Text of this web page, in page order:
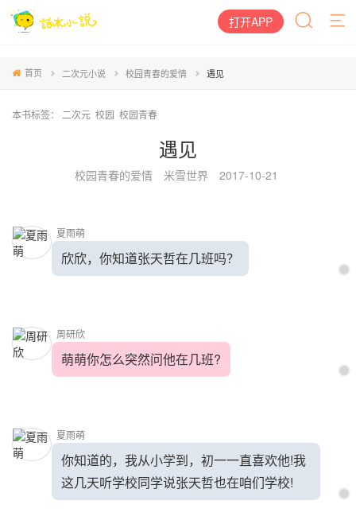
打开APP
首页 二次元小说 校园青春的爱情 遇见
本书标签： 二次元 校园 校园青春
遇见
校园青春的爱情 米雪世界 2017-10-21
夏雨萌
欣欣，你知道张天哲在几班吗？
周研欣
萌萌你怎么突然问他在几班?
夏雨萌
你知道的，我从小学到，初一一直喜欢他!我
这几天听学校同学说张天哲也在咱们学校!